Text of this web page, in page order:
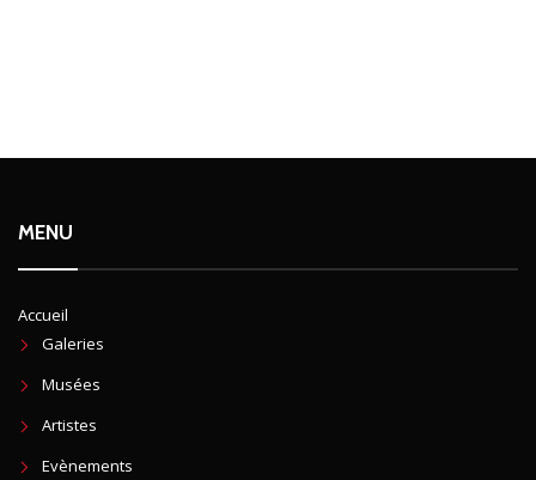
MENU
Accueil
Galeries
Musées
Artistes
Evènements